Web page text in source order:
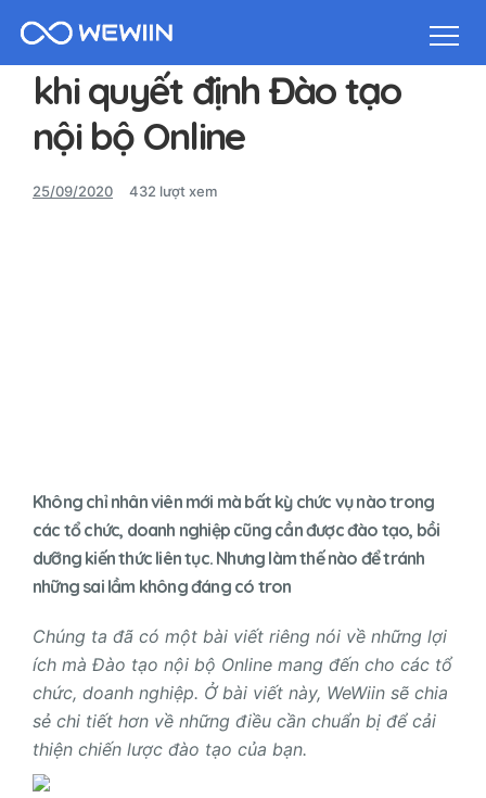
Bảng giá
Bảng tin
Liên hệ
Đăng ký/Đăng nhập
Tạo Website ngay
4 câu hỏi cần trả lời trước
khi quyết định Đào tạo
nội bộ Online
25/09/2020 432 lượt xem
Không chỉ nhân viên mới mà bất kỳ chức vụ nào trong
các tổ chức, doanh nghiệp cũng cần được đào tạo, bồi
dưỡng kiến thức liên tục. Nhưng làm thế nào để tránh
những sai lầm không đáng có tron
Chúng ta đã có một bài viết riêng nói về những lợi
ích mà Đào tạo nội bộ Online mang đến cho các tổ
chức, doanh nghiệp. Ở bài viết này, WeWiin sẽ chia
sẻ chi tiết hơn về những điều cần chuẩn bị để cải
thiện chiến lược đào tạo của bạn.